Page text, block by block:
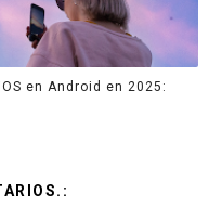
en Android en 2025: